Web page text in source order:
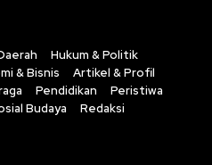
Hukum & Politik
& Bisnis
Artikel & Profil
Pendidikan
Peristiwa
Budaya Redaksi